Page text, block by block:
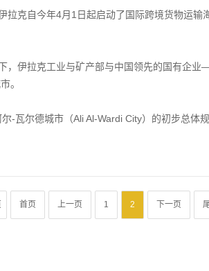
拉克自今年4月1日起启动了国际跨境货物运输
，伊拉克工业与矿产部与中国领先的国有企
。
瓦尔德城市（Ali Al-Wardi City）的初步总体
首页 上一页 1 2 下一页